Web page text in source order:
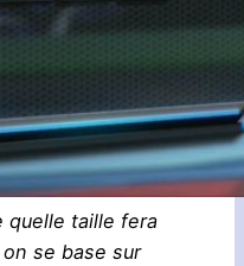
quelle taille fera
se base sur